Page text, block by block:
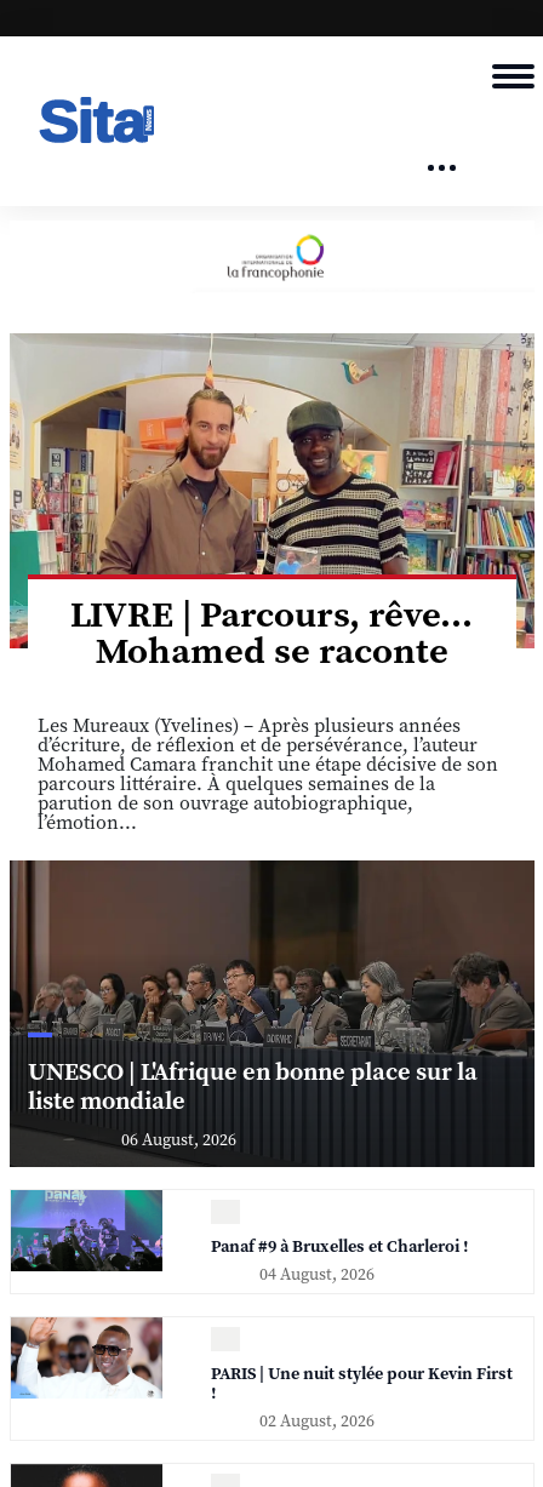
LIVRE | Parcours, rêve...
Mohamed se raconte
Les Mureaux (Yvelines) – Après plusieurs années
d’écriture, de réflexion et de persévérance, l’auteur
Mohamed Camara franchit une étape décisive de son
parcours littéraire. À quelques semaines de la
parution de son ouvrage autobiographique,
l’émotion...
UNESCO | L'Afrique en bonne place sur la
liste mondiale
06 August, 2026
Panaf #9 à Bruxelles et Charleroi !
04 August, 2026
PARIS | Une nuit stylée pour Kevin First
!
02 August, 2026